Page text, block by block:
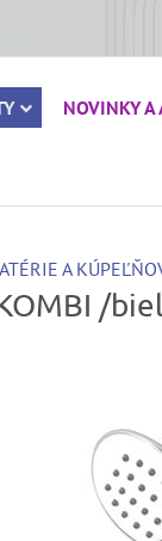
NOVINKY A
A
/